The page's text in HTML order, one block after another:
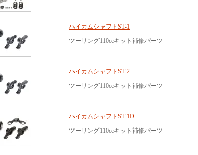
ハイカムシャフトST-1
ツーリング110ccキット補修パーツ
ハイカムシャフトST-2
ツーリング110ccキット補修パーツ
ハイカムシャフトST-1D
ツーリング110ccキット補修パーツ